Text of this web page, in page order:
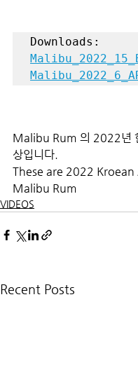
Malibu Rum 의 2022년
상입니다.
These are 2022
Malibu Rum
VIDEOS
Recent Posts